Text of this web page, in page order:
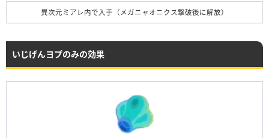
異次元ミアレ内で入手（メガニャオニクス撃破後に解放）
いじげんヨプのみの効果